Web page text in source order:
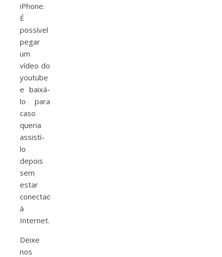
iPhone.
É
possível
pegar
um
vídeo do
youtube
e baixá-
lo para
caso
queria
assistí-
lo
depois
sem
estar
conectado
à
Internet.
Deixe
nos